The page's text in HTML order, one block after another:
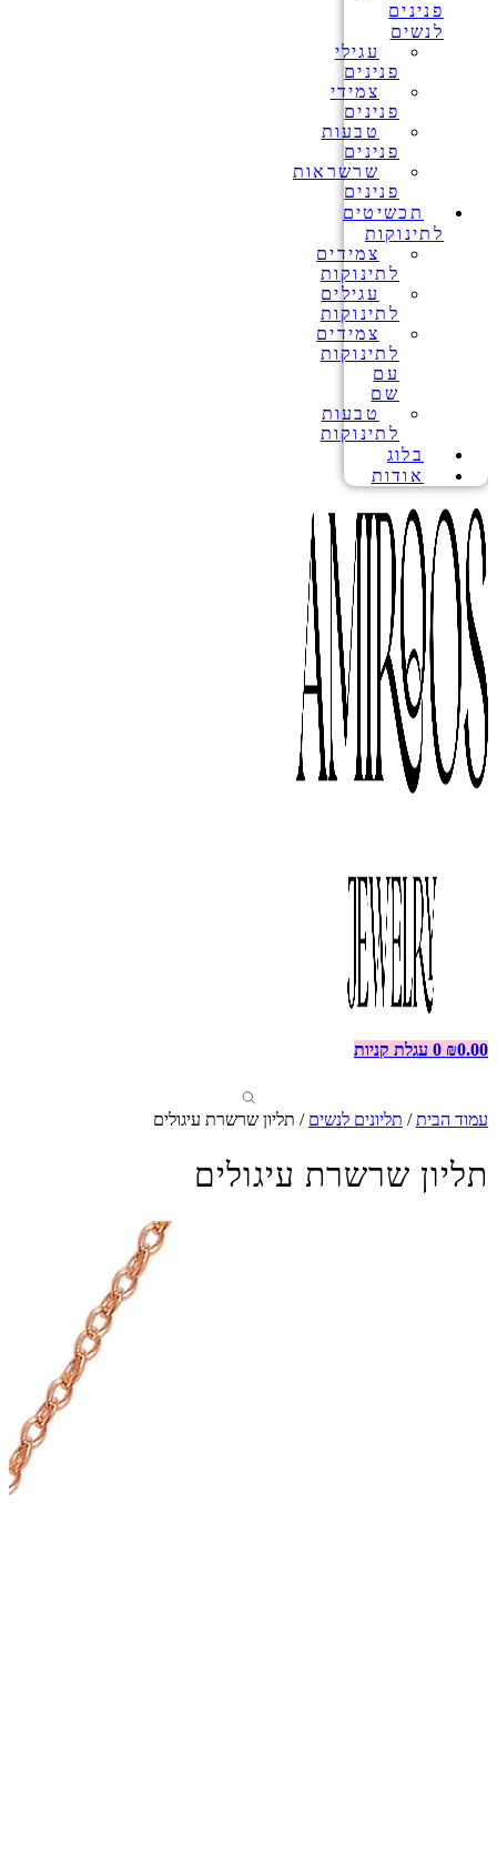
פנינים
לנשים
עגילי
פנינים
צמידי
פנינים
טבעות
פנינים
שרשראות
פנינים
תכשיטים
לתינוקות
צמידים
לתינוקות
עגילים
לתינוקות
צמידים
לתינוקות
עם
שם
טבעות
לתינוקות
בלוג
אודות
₪0.00
0 עגלת קניות
עמוד הבית/ תליונים לנשים / תליון שרשרת עיגולים
תליון שרשרת עיגולים